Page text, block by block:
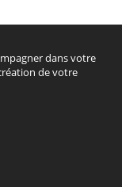
dans votre
de votre